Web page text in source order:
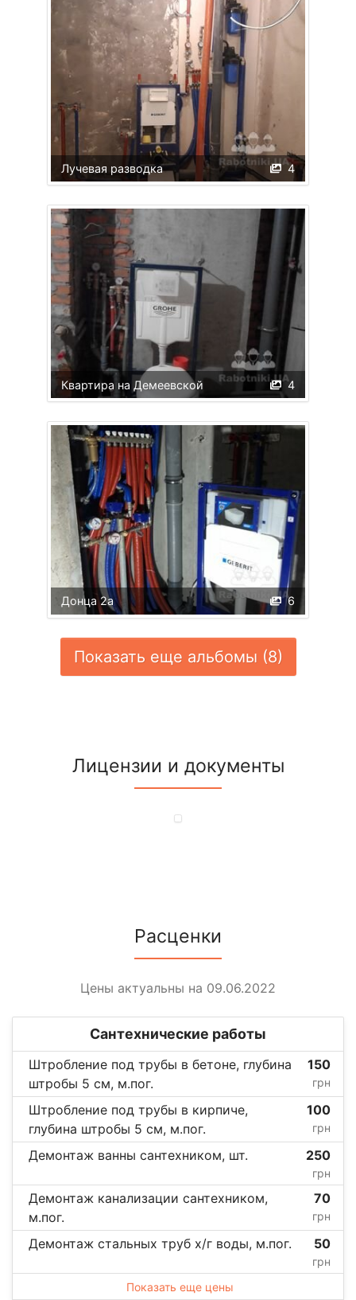
4
Лучевая разводка
4
Квартира на Демеевской
6
Донца 2а
Показать еще альбомы (8)
Лицензии и документы
Расценки
Цены актуальны на 09.06.2022
Сантехнические работы
Штробление под трубы в бетоне, глубина
штробы 5 см, м.пог.
150
грн
Штробление под трубы в кирпиче,
глубина штробы 5 см, м.пог.
100
грн
Демонтаж ванны сантехником, шт. 250
грн
Демонтаж канализации сантехником,
м.пог.
70
грн
Демонтаж стальных труб х/г воды, м.пог. 50
грн
Показать еще цены